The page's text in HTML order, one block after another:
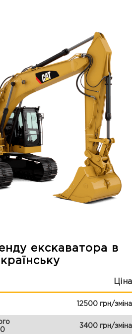
екскаватора в
Ціна
12500 грн/зміна
3400 грн/зміна